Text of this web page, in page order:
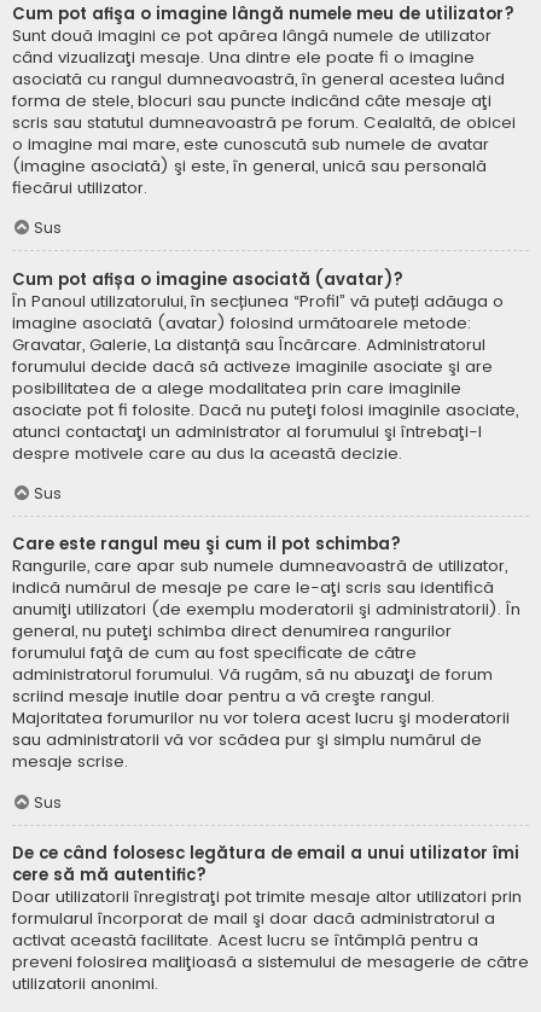
Cum pot afişa o imagine lângă numele meu de utilizator?
Sunt două imagini ce pot apărea lângă numele de utilizator
când vizualizaţi mesaje. Una dintre ele poate fi o imagine
asociată cu rangul dumneavoastră, în general acestea luând
forma de stele, blocuri sau puncte indicând câte mesaje aţi
scris sau statutul dumneavoastră pe forum. Cealaltă, de obicei
o imagine mai mare, este cunoscută sub numele de avatar
(imagine asociată) şi este, în general, unică sau personală
fiecărui utilizator.
Sus
Cum pot afișa o imagine asociată (avatar)?
În Panoul utilizatorului, în secțiunea “Profil” vă puteți adăuga o
imagine asociată (avatar) folosind următoarele metode:
Gravatar, Galerie, La distanță sau Încărcare. Administratorul
forumului decide dacă să activeze imaginile asociate şi are
posibilitatea de a alege modalitatea prin care imaginile
asociate pot fi folosite. Dacă nu puteţi folosi imaginile asociate,
atunci contactaţi un administrator al forumului şi întrebaţi-l
despre motivele care au dus la această decizie.
Sus
Care este rangul meu şi cum il pot schimba?
Rangurile, care apar sub numele dumneavoastră de utilizator,
indică numărul de mesaje pe care le-aţi scris sau identifică
anumiţi utilizatori (de exemplu moderatorii şi administratorii). În
general, nu puteţi schimba direct denumirea rangurilor
forumului faţă de cum au fost specificate de către
administratorul forumului. Vă rugăm, să nu abuzaţi de forum
scriind mesaje inutile doar pentru a vă creşte rangul.
Majoritatea forumurilor nu vor tolera acest lucru şi moderatorii
sau administratorii vă vor scădea pur şi simplu numărul de
mesaje scrise.
Sus
De ce când folosesc legătura de email a unui utilizator îmi
cere să mă autentific?
Doar utilizatorii înregistraţi pot trimite mesaje altor utilizatori prin
formularul încorporat de mail şi doar dacă administratorul a
activat această facilitate. Acest lucru se întâmplă pentru a
preveni folosirea maliţioasă a sistemului de mesagerie de către
utilizatorii anonimi.